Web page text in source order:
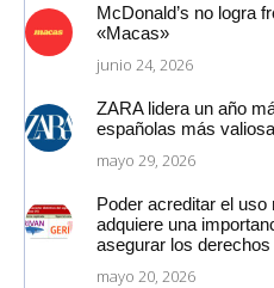
McDonald’s no logra
«Macas»
junio 24, 2026
ZARA lidera un año
españolas más
mayo 29, 2026
Poder acreditar el
adquiere una
asegurar los
mayo 20, 2026